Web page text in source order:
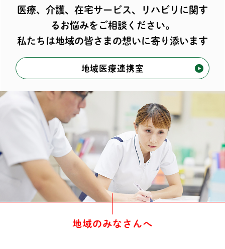
医療、介護、在宅サービス、リハビリに関す
るお悩みをご相談ください。
私たちは地域の皆さまの想いに寄り添います
地域医療連携室
地域のみなさんへ